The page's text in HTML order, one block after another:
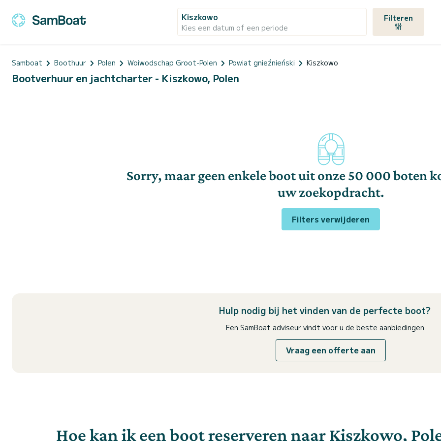
Kiszkowo
Kies een datum of een periode
Filteren
Samboat Boothuur Polen Woiwodschap Groot-Polen Powiat gnieźnieński Kiszkowo
Bootverhuur en jachtcharter - Kiszkowo, Polen
Sorry, maar geen enkele boot uit onze 50 000 boten
uw zoekopdracht.
Filters verwijderen
Hulp nodig bij het vinden van de perfecte boot?
Een SamBoat adviseur vindt voor u de beste aanbiedingen
Vraag een offerte aan
Hoe kan ik een boot reserveren naar Kiszkowo,